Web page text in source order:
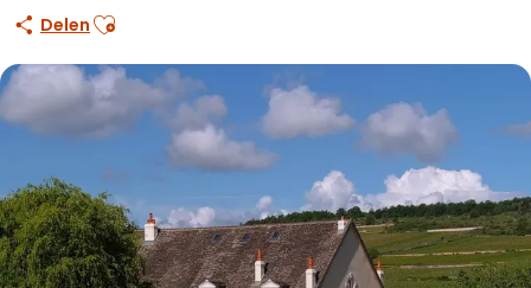
Delen Ajouter aux favoris